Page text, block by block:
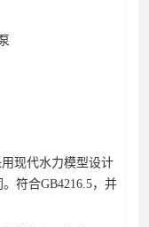
现代水力模型设计
符合GB4216.5，并